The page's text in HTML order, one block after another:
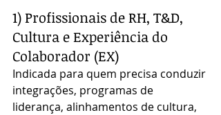
1) Profissionais de RH, T&D,
Cultura e Experiência do
Colaborador (EX)
Indicada para quem precisa conduzir
integrações, programas de
liderança, alinhamentos de cultura,